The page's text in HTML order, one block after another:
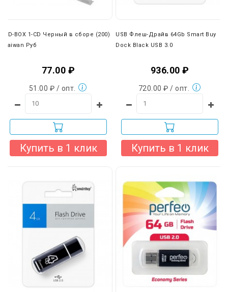
вы можете отказаться от наших транспортных услуг и
CD-BOX 1-CD Черный в сборе (200)
Taiwan Руб
77.00 ₽
51.00 ₽ / опт.
Купить в 1 клик
USB Флеш-Драйв 64Gb Smart Buy
Dock Black USB 3.0
936.00 ₽
720.00 ₽ / опт.
Купить в 1 клик